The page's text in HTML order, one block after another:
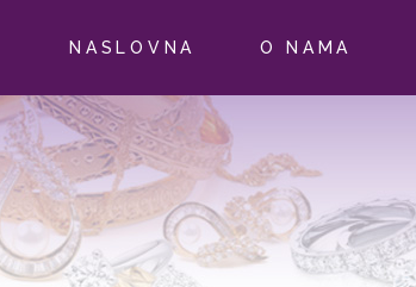
NASLOVNA O NAMA